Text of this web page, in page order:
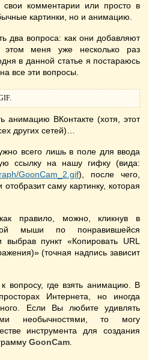
свои комментарии или просто в
картинки, но и анимацию.
два вопроса: как они добавляют
меня уже несколько раз
в данной статье я постараюсь
все эти вопросы.
анимацию ВКонтакте (хотя, этот
других сетей)…
всего лишь в поле для ввода
ссылку на нашу гифку (вида:
GoonCam_2.gif), после чего,
саму картинку, которая
правило, можно, кликнув в
мыши по понравившейся
пункт «Копировать URL
(точная надпись зависит
вопросу, где взять анимацию. В
Интернета, но иногда
Если Вы любите удивлять
необычностями, то могу
инструмента для создания
GoonCam